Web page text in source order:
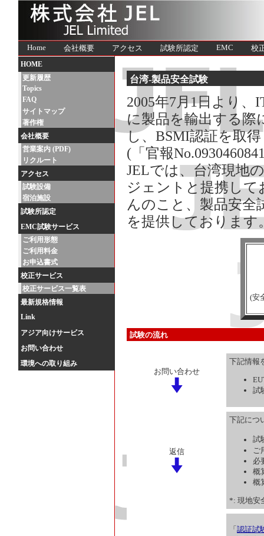
Home 会社概要 アクセス 試験所認定 EMC 校
台湾-製品安全試験
2005年7月1日より
に製品を輸出する際
し、BSMI認証を取
(「官報
JELでは、台湾現地
ジェントと提携して
んのこと、製品安全
を提供しております
(安
試験の流れ
お問い合わせ
下記情報
試
返信
下記につ
試
ご
必
概
概
*: 現地安
「 認証試
HOME
更新履歴
Topics
FAQ
サイトマップ
著作権
会社概要
営業案内 (PDF)
リクルート
アクセス
試験設備
宿泊施設
試験所認定
EMC試験サービス
ご利用形態
ご利用料金
お申込書式
校正サービス
校正サービス一覧表
最新規格情報
Link
アジア向けサービス
お問い合わせ
環境への取り組み